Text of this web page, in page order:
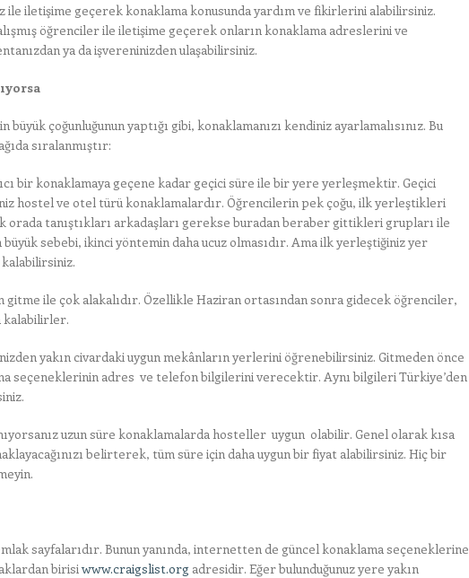
ile iletişime geçerek konaklama konusunda yardım ve fikirlerini alabilirsiniz.
öğrenciler ile iletişime geçerek onların konaklama adreslerini ve
ya da işvereninizden ulaşabilirsiniz.
çoğunluğunun yaptığı gibi, konaklamanızı kendiniz ayarlamalısınız. Bu
sıralanmıştır:
bir konaklamaya geçene kadar geçici süre ile bir yere yerleşmektir. Geçici
hostel ve otel türü konaklamalardır. Öğrencilerin pek çoğu, ilk yerleştikleri
tanıştıkları arkadaşları gerekse buradan beraber gittikleri grupları ile
sebebi, ikinci yöntemin daha ucuz olmasıdır. Ama ilk yerleştiğiniz yer
gitme ile çok alakalıdır. Özellikle Haziran ortasından sonra gidecek öğrenciler,
kalabilirler.
yakın civardaki uygun mekânların yerlerini öğrenebilirsiniz. Gitmeden önce
seçeneklerinin adres ve telefon bilgilerini verecektir. Aynı bilgileri Türkiye’den
uzun süre konaklamalarda hosteller uygun olabilir. Genel olarak kısa
belirterek, tüm süre için daha uygun bir fiyat alabilirsiniz. Hiç bir
sayfalarıdır. Bunun yanında, internetten de güncel konaklama seçeneklerine
birisiwww.craigslist.org adresidir. Eğer bulunduğunuz yere yakın